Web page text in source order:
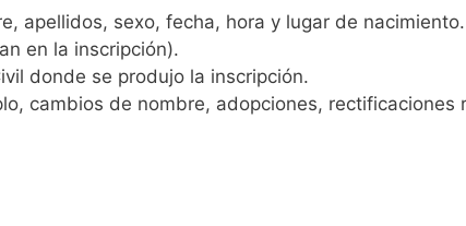
apellidos, sexo, fecha, hora y lugar de nacimiento.
en la inscripción).
donde se produjo la inscripción.
cambios de nombre, adopciones, rectificaciones